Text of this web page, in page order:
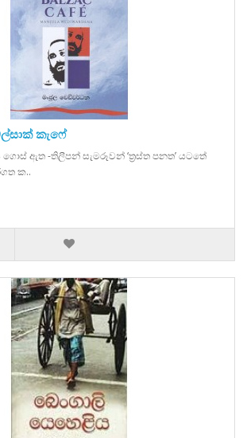
කැෆේ
ගොස් ඇත -තිලීපන් සැමරූවන් ‘ත්‍රස්ත පනත’ යටතේ
ක..